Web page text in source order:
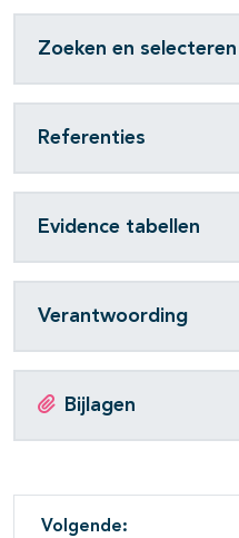
Zoeken en selecteren
Referenties
Evidence tabellen
Verantwoording
Bijlagen
Volgende: